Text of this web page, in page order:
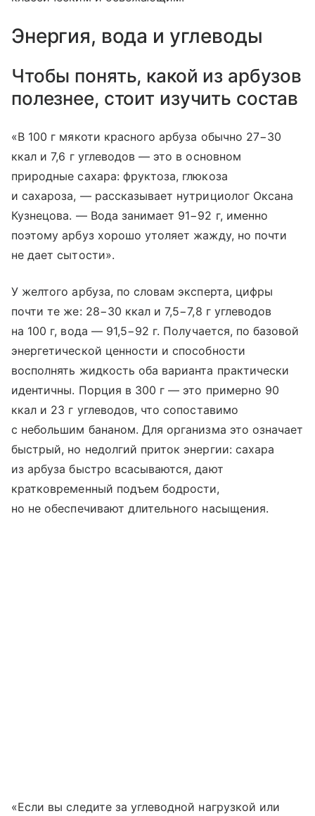
Энергия, вода и углеводы
Чтобы понять, какой из арбузов
полезнее, стоит изучить состав
«В 100 г мякоти красного арбуза обычно 27−30
ккал и 7,6 г углеводов — это в основном
природные сахара: фруктоза, глюкоза
и сахароза, — рассказывает нутрициолог Оксана
Кузнецова. — Вода занимает 91−92 г, именно
поэтому арбуз хорошо утоляет жажду, но почти
не дает сытости».
У желтого арбуза, по словам эксперта, цифры
почти те же: 28−30 ккал и 7,5−7,8 г углеводов
на 100 г, вода — 91,5−92 г. Получается, по базовой
энергетической ценности и способности
восполнять жидкость оба варианта практически
идентичны. Порция в 300 г — это примерно 90
ккал и 23 г углеводов, что сопоставимо
с небольшим бананом. Для организма это означает
быстрый, но недолгий приток энергии: сахара
из арбуза быстро всасываются, дают
кратковременный подъем бодрости,
но не обеспечивают длительного насыщения.
«Если вы следите за углеводной нагрузкой или